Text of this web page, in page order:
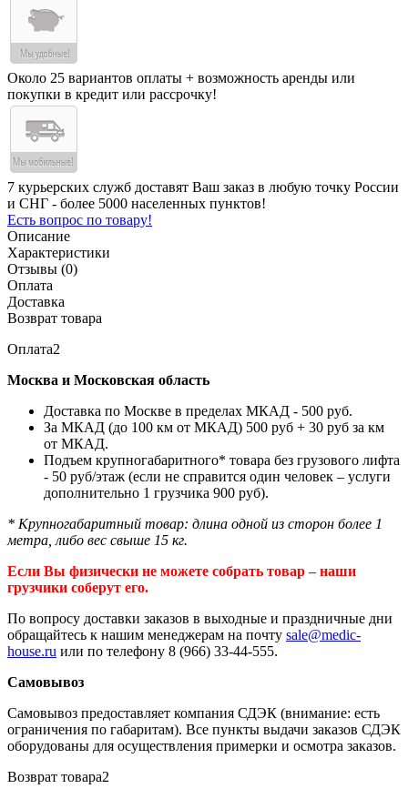
Около 25 вариантов оплаты + возможность аренды или
покупки в кредит или рассрочку!
7 курьерских служб доставят Ваш заказ в любую точку России
и СНГ - более 5000 населенных пунктов!
Есть вопрос по товару!
Описание
Характеристики
Отзывы (0)
Оплата
Доставка
Возврат товара
Оплата2
Москва и Московская область
Доставка по Москве в пределах МКАД - 500 руб.
За МКАД (до 100 км от МКАД) 500 руб + 30 руб за км
от МКАД.
Подъем крупногабаритного* товара без грузового лифта
- 50 руб/этаж (если не справится один человек – услуги
дополнительно 1 грузчика 900 руб).
* Крупногабаритный товар: длина одной из сторон более 1
метра, либо вес свыше 15 кг.
Если Вы физически не можете собрать товар – наши
грузчики соберут его.
По вопросу доставки заказов в выходные и праздничные дни
обращайтесь к нашим менеджерам на почту sale@medic-
house.ru или по телефону 8 (966) 33-44-555.
Самовывоз
Самовывоз предоставляет компания СДЭК (внимание: есть
ограничения по габаритам). Все пункты выдачи заказов СДЭК
оборудованы для осуществления примерки и осмотра заказов.
Возврат товара2